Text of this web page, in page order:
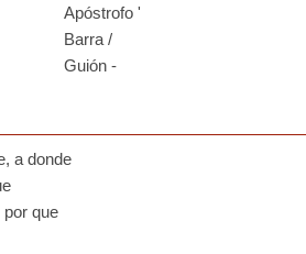
Apóstrofo '
Barra /
Guión -
a donde
por que